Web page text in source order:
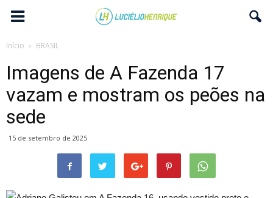
Início BRASIL
Imagens de A Fazenda 17
vazam e mostram os peões na
sede
15 de setembro de 2025